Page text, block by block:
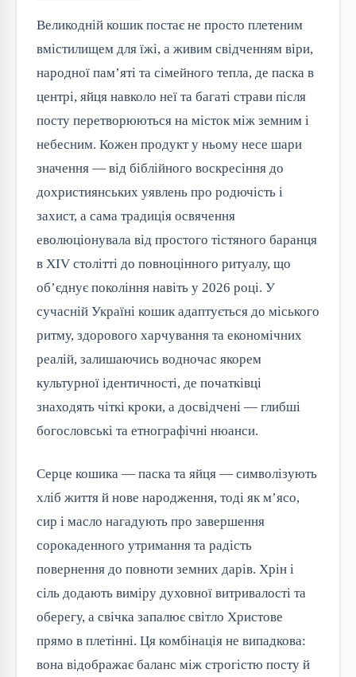
Великодній кошик постає не просто плетеним
вмістилищем для їжі, а живим свідченням віри,
народної пам’яті та сімейного тепла, де паска в
центрі, яйця навколо неї та багаті страви після
посту перетворюються на місток між земним і
небесним. Кожен продукт у ньому несе шари
значення — від біблійного воскресіння до
дохристиянських уявлень про родючість і
захист, а сама традиція освячення
еволюціонувала від простого тістяного баранця
в XIV столітті до повноцінного ритуалу, що
об’єднує покоління навіть у 2026 році. У
сучасній Україні кошик адаптується до міського
ритму, здорового харчування та економічних
реалій, залишаючись водночас якорем
культурної ідентичності, де початківці
знаходять чіткі кроки, а досвідчені — глибші
богословські та етнографічні нюанси.
Серце кошика — паска та яйця — символізують
хліб життя й нове народження, тоді як м’ясо,
сир і масло нагадують про завершення
сорокаденного утримання та радість
повернення до повноти земних дарів. Хрін і
сіль додають виміру духовної витривалості та
оберегу, а свічка запалює світло Христове
прямо в плетінні. Ця комбінація не випадкова:
вона відображає баланс між строгістю посту й